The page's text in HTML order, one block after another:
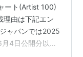
ート(Artist 100)
理由は下記エン
ャパンでは2025
4日公開分以